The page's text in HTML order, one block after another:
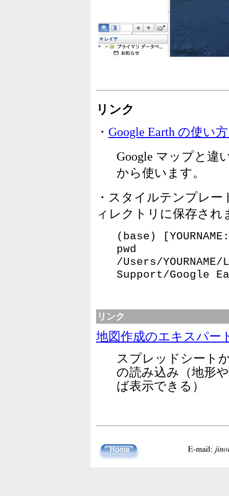
リンク
・ Google Earth の使い
Google マップと違
から使います。
・スタイルテンプレ
ィレクトリに保存され
(base)
pwd
/Users/
Support/Google
リンク
地図作成のエキスパー
スプレッドシート
の読み込み（地形
ば表示できる）